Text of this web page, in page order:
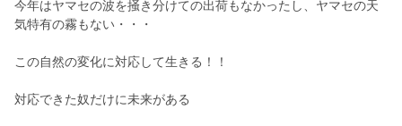
今年はヤマセの波を掻き分けての出荷もなかったし、ヤマセの天
気特有の霧もない・・・
この自然の変化に対応して生きる！！
対応できた奴だけに未来がある